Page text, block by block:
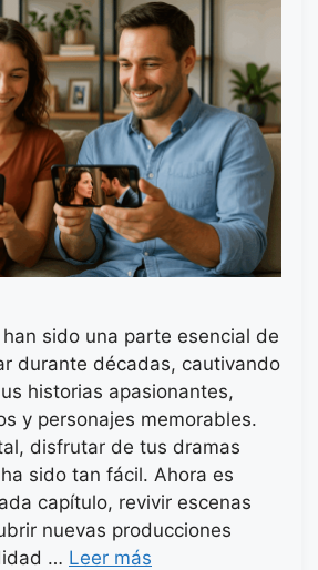
sido una parte esencial de
durante décadas, cautivando
historias apasionantes,
y personajes memorables.
disfrutar de tus dramas
sido tan fácil. Ahora es
capítulo, revivir escenas
nuevas producciones
… Leer más